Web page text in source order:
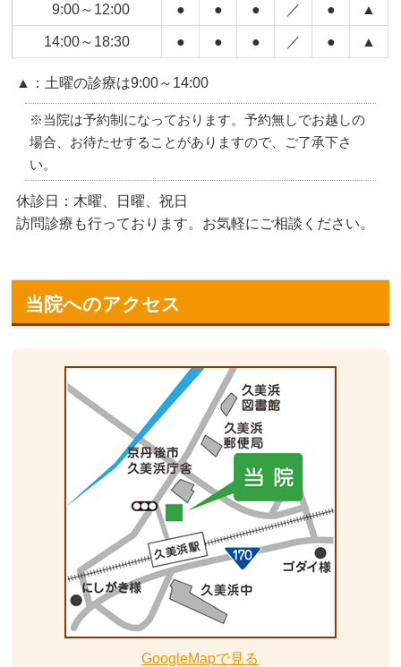
9:00～12:00 ● ● ● ／ ● ▲
14:00～18:30 ● ● ● ／ ● ▲
▲：土曜の診療は9:00～14:00
※当院は予約制になっております。予約無しでお越しの
場合、お待たせすることがありますので、ご了承下さ
い。
休診日：木曜、日曜、祝日
訪問診療も行っております。お気軽にご相談ください。
当院へのアクセス
GoogleMapで見る